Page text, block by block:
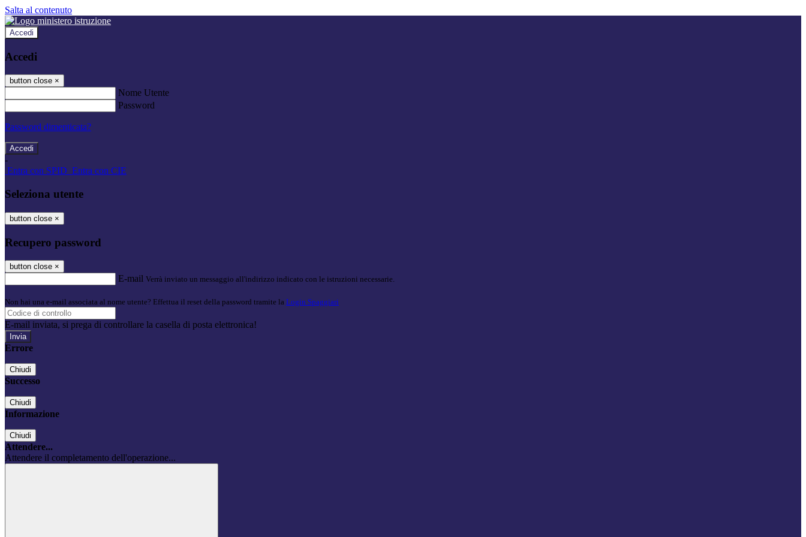
Salta al contenuto
Accedi
Accedi
button close ×
Nome Utente
Password
Password dimenticata?
-
Entra con SPID Entra con CIE
Seleziona utente
button close ×
Recupero password
button close ×
E-mail Verrà inviato un messaggio all'indirizzo indicato con le istruzioni necessarie.
Non hai una e-mail associata al nome utente? Effettua il reset della password tramite la Login Spaggiari
E-mail inviata, si prega di controllare la casella di posta elettronica!
Errore
Chiudi
Successo
Chiudi
Informazione
Chiudi
Attendere...
Attendere il completamento dell'operazione...